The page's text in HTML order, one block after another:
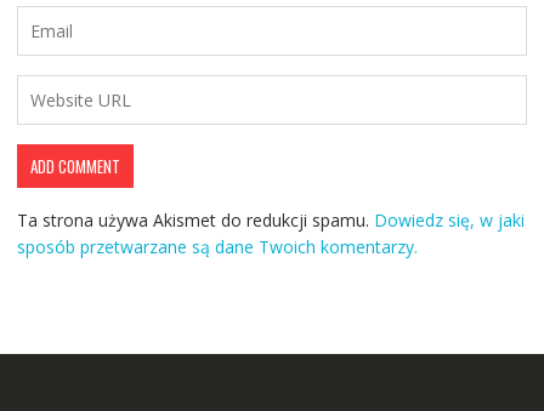
Ta strona używa Akismet do redukcji spamu. Dowiedz się, w jaki
sposób przetwarzane są dane Twoich komentarzy.